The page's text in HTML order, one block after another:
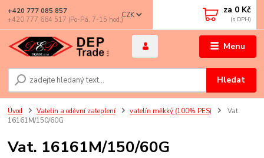
Menu
CZK
Hledat
+420 777 085 857
+420 777 664 517 (Po-Pá, 7-15 hod.)
za 0 Kč
Úvod Vatelín a oděvní zateplení vatelín měkký (100% PES)
Vat.
16161M/150/60G
Vat. 16161M/150/60G